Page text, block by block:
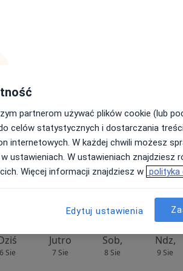
Twojemu wyszukiwaniu.
6 Sie
Jutro
7 Sie
Sob,
8 Sie
Ndz,
9 Sie
partnerom używać plików cookie (lub
celów statystycznych i dostarczania
internetowych. W każdej chwili możesz
ustawieniach. W ustawieniach znajdziesz
Więcej informacji znajdziesz w polityka
Edytuj ustawienia